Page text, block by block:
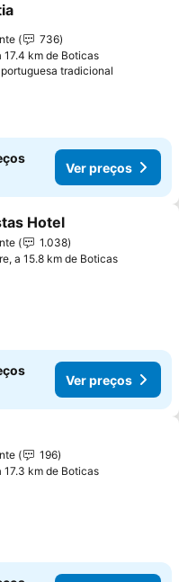
aos favoritos
736
17.4 km de Boticas
tradicional
Ver preços
aos favoritos
Hotel
1.038
a 15.8 km de Boticas
Ver preços
aos favoritos
196
17.3 km de Boticas